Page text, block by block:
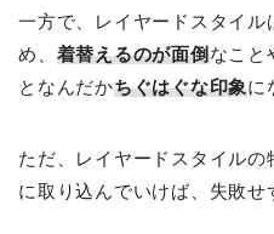
一方で、レイヤードスタイル
め、 着替えるのが面倒なこと
となんだかちぐはぐな印象に
ただ、レイヤードスタイル
に取り込んでいけば、失敗せ